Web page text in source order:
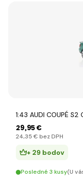
1:43 AUDI COUPÉ
29,95 €
24,35 € bez DPH
+ 29 bodov
Posledné 3 kusy(U